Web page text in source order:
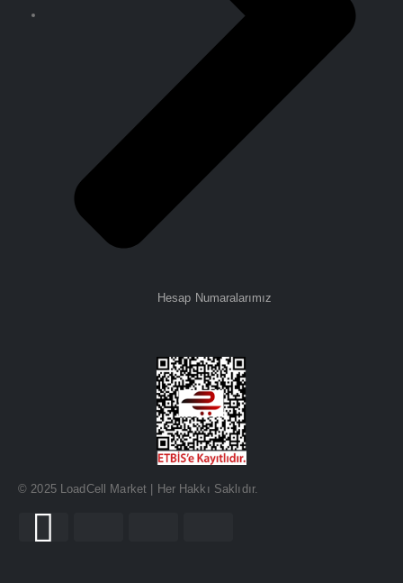
Hesap Numaralarımız
© 2025 LoadCell Market | Her Hakkı Saklıdır.